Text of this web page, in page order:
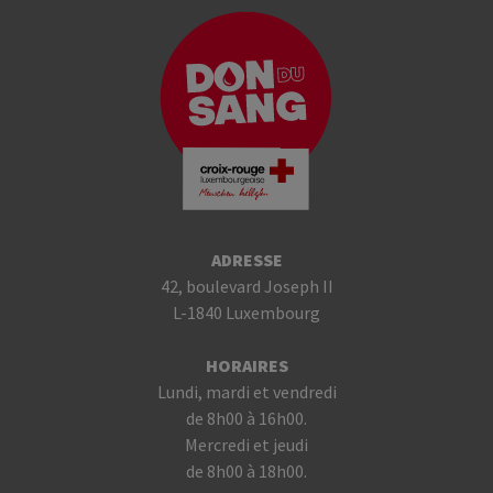
ADRESSE
42, boulevard Joseph II
L-1840 Luxembourg
HORAIRES
Lundi, mardi et vendredi
de 8h00 à 16h00.
Mercredi et jeudi
de 8h00 à 18h00.